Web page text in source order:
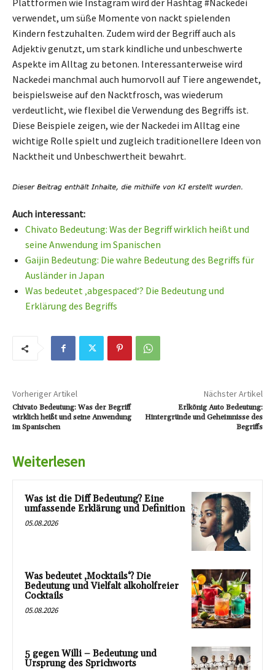
verwendet, um süße Momente von nackt spielenden
Kindern festzuhalten. Zudem wird der Begriff auch als
Adjektiv genutzt, um stark kindliche und unbeschwerte
Aspekte im Alltag zu betonen. Interessanterweise wird
Nackedei manchmal auch humorvoll auf Tiere angewendet,
beispielsweise auf den Nacktfrosch, was wiederum
verdeutlicht, wie flexibel die Verwendung des Begriffs ist.
Diese Beispiele zeigen, wie der Nackedei im Alltag eine
wichtige Rolle spielt und zugleich traditionellere Ideen von
Nacktheit und Unbeschwertheit bewahrt.
Auch interessant:
Chivato Bedeutung: Was der Begriff wirklich heißt und
seine Anwendung im Spanischen
Gaijin Bedeutung: Die wahre Bedeutung des Begriffs für
Ausländer in Japan
Was bedeutet ‚abgespaced‘? Die Bedeutung und
Erklärung des Begriffs
Vorheriger Artikel
Chivato Bedeutung: Was der Begriff
wirklich heißt und seine Anwendung
im Spanischen
Nächster Artikel
Erlkönig Auto Bedeutung:
Hintergründe und Geheimnisse des
Begriffs
Weiterlesen
Was ist die Diff Bedeutung? Eine
umfassende Erklärung und Definition
05.08.2026
Was bedeutet ‚Mocktails‘? Die
Bedeutung und Vielfalt alkoholfreier
Cocktails
05.08.2026
5 gegen Willi – Bedeutung und
Ursprung des Sprichworts